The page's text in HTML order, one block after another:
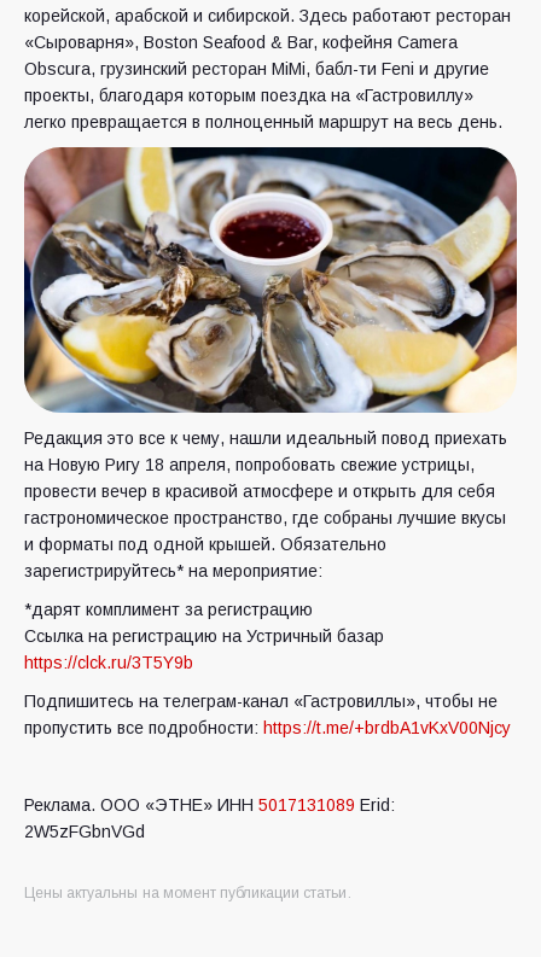
корейской, арабской и сибирской. Здесь работают ресторан
«Сыроварня», Boston Seafood & Bar, кофейня Camera
Obscura, грузинский ресторан MiMi, бабл-ти Feni и другие
проекты, благодаря которым поездка на «Гастровиллу»
легко превращается в полноценный маршрут на весь день.
Редакция это все к чему, нашли идеальный повод приехать
на Новую Ригу 18 апреля, попробовать свежие устрицы,
провести вечер в красивой атмосфере и открыть для себя
гастрономическое пространство, где собраны лучшие вкусы
и форматы под одной крышей. Обязательно
зарегистрируйтесь* на мероприятие:
*дарят комплимент за регистрацию
Ссылка на регистрацию на Устричный базар
https://clck.ru/3T5Y9b
Подпишитесь на телеграм-канал «Гастровиллы», чтобы не
пропустить все подробности: https://t.me/+brdbA1vKxV00Njcy
Реклама. ООО «ЭТНЕ» ИНН 5017131089 Erid:
2W5zFGbnVGd
Цены актуальны на момент публикации статьи.